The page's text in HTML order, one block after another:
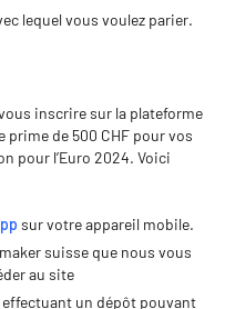
lequel vous voulez parier.
inscrire sur la plateforme
prime de 500 CHF pour vos
pour l’Euro 2024. Voici
sur votre appareil mobile.
suisse que nous vous
au site
un dépôt pouvant